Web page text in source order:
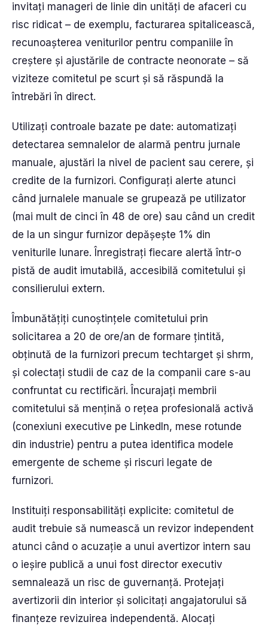
invitați manageri de linie din unități de afaceri cu
risc ridicat – de exemplu, facturarea spitalicească,
recunoașterea veniturilor pentru companiile în
creștere și ajustările de contracte neonorate – să
viziteze comitetul pe scurt și să răspundă la
întrebări în direct.
Utilizați controale bazate pe date: automatizați
detectarea semnalelor de alarmă pentru jurnale
manuale, ajustări la nivel de pacient sau cerere, și
credite de la furnizori. Configurați alerte atunci
când jurnalele manuale se grupează pe utilizator
(mai mult de cinci în 48 de ore) sau când un credit
de la un singur furnizor depășește 1% din
veniturile lunare. Înregistrați fiecare alertă într-o
pistă de audit imutabilă, accesibilă comitetului și
consilierului extern.
Îmbunătățiți cunoștințele comitetului prin
solicitarea a 20 de ore/an de formare țintită,
obținută de la furnizori precum techtarget și shrm,
și colectați studii de caz de la companii care s-au
confruntat cu rectificări. Încurajați membrii
comitetului să mențină o rețea profesională activă
(conexiuni executive pe LinkedIn, mese rotunde
din industrie) pentru a putea identifica modele
emergente de scheme și riscuri legate de
furnizori.
Instituiți responsabilități explicite: comitetul de
audit trebuie să numească un revizor independent
atunci când o acuzație a unui avertizor intern sau
o ieșire publică a unui fost director executiv
semnalează un risc de guvernanță. Protejați
avertizorii din interior și solicitați angajatorului să
finanțeze revizuirea independentă. Alocați